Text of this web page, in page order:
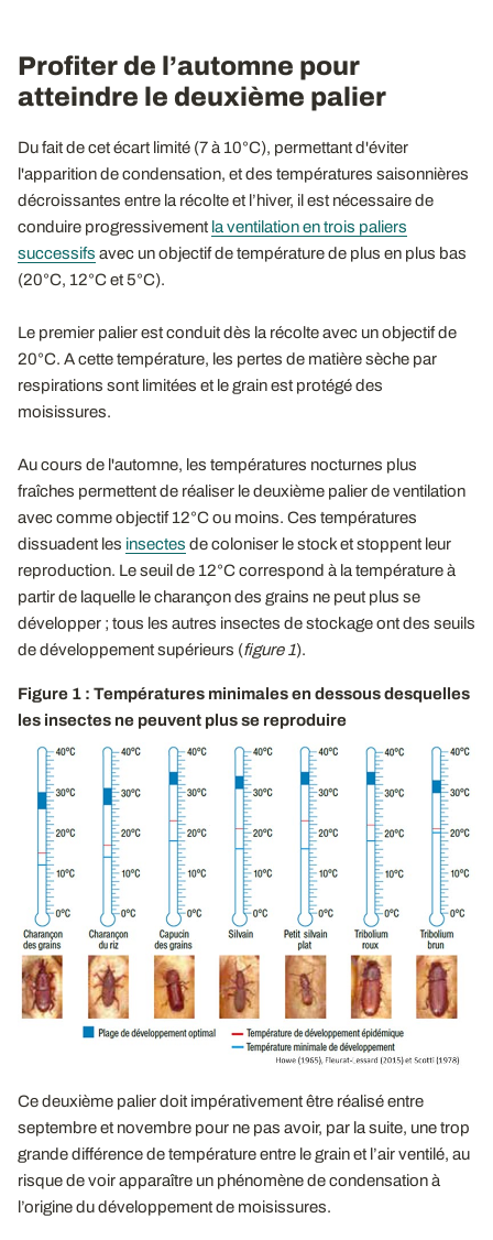
Profiter de l’automne pour
atteindre le deuxième palier
Du fait de cet écart limité (7 à 10°C), permettant d'éviter
l'apparition de condensation, et des températures saisonnières
décroissantes entre la récolte et l’hiver, il est nécessaire de
conduire progressivement la ventilation en trois paliers
successifs avec un objectif de température de plus en plus bas
(20°C, 12°C et 5°C).
Le premier palier est conduit dès la récolte avec un objectif de
20°C. A cette température, les pertes de matière sèche par
respirations sont limitées et le grain est protégé des
moisissures.
Au cours de l'automne, les températures nocturnes plus
fraîches permettent de réaliser le deuxième palier de ventilation
avec comme objectif 12°C ou moins. Ces températures
dissuadent les insectes de coloniser le stock et stoppent leur
reproduction. Le seuil de 12°C correspond à la température à
partir de laquelle le charançon des grains ne peut plus se
développer ; tous les autres insectes de stockage ont des seuils
de développement supérieurs (figure 1).
Figure 1 : Températures minimales en dessous desquelles
les insectes ne peuvent plus se reproduire
Ce deuxième palier doit impérativement être réalisé entre
septembre et novembre pour ne pas avoir, par la suite, une trop
grande différence de température entre le grain et l’air ventilé, au
risque de voir apparaître un phénomène de condensation à
l’origine du développement de moisissures.